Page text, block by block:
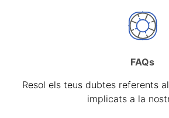
FAQs
Resol els teus dubtes referents
implicats a la